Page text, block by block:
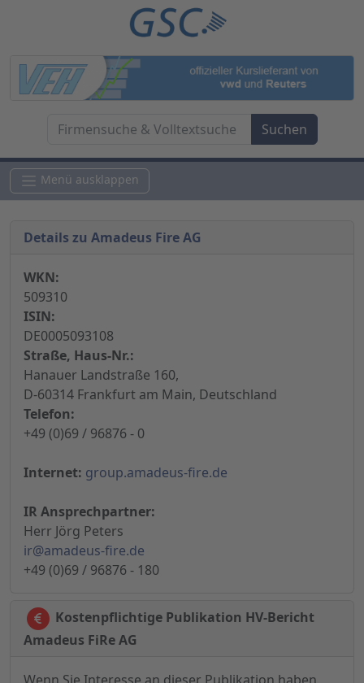
Menü ausklappen
Details zu Amadeus Fire AG
WKN:
509310
ISIN:
DE0005093108
Straße, Haus-Nr.:
Hanauer Landstraße 160,
D-60314 Frankfurt am Main, Deutschland
Telefon:
+49 (0)69 / 96876 - 0
Internet: group.amadeus-fire.de
IR Ansprechpartner:
Herr Jörg Peters
ir@amadeus-fire.de
+49 (0)69 / 96876 - 180
Kostenpflichtige Publikation HV-Bericht
Amadeus FiRe AG